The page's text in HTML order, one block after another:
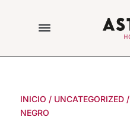
INICIO / UNCATEGORIZED/
NEGRO